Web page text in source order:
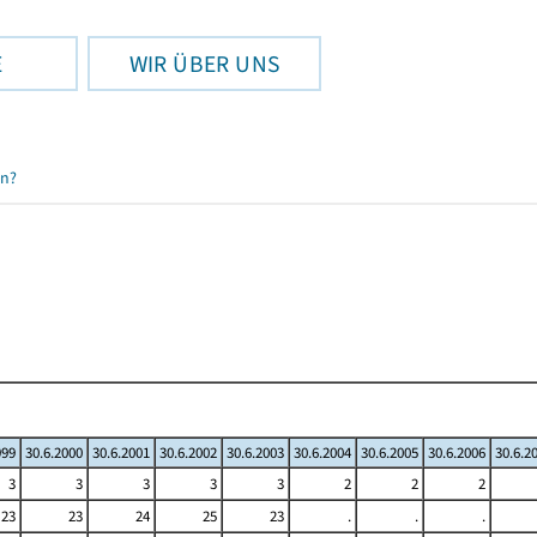
WIR ÜBER UNS
30.6.2000 30.6.2001 30.6.2002 30.6.2003 30.6.2004 30.6.2005 30.6.2006
3 3 3 3 3 2 2
2
23 23 24 25 23 . .
.